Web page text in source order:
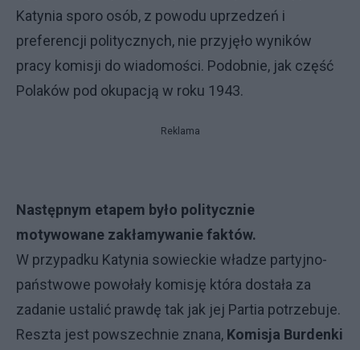
Katynia sporo osób, z powodu uprzedzeń i
preferencji politycznych, nie przyjęło wyników
pracy komisji do wiadomości. Podobnie, jak część
Polaków pod okupacją w roku 1943.
Reklama
Następnym etapem było politycznie
motywowane zakłamywanie faktów.
W przypadku Katynia sowieckie władze partyjno-
państwowe powołały komisję która dostała za
zadanie ustalić prawdę tak jak jej Partia potrzebuje.
Reszta jest powszechnie znana, Komisja Burdenki